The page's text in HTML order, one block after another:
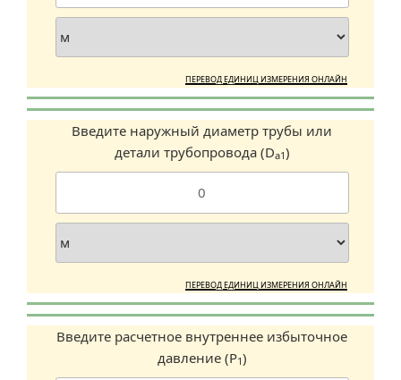
ПЕРЕВОД ЕДИНИЦ ИЗМЕРЕНИЯ ОНЛАЙН
Введите наружный диаметр трубы или
детали трубопровода (Da1)
ПЕРЕВОД ЕДИНИЦ ИЗМЕРЕНИЯ ОНЛАЙН
Введите расчетное внутреннее избыточное
давление (P1)